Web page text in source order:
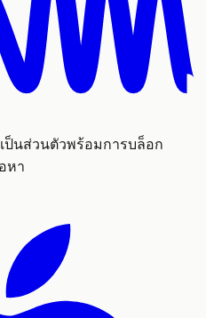
ป็นส่วนตัวพร้อมการบล็อก
หา